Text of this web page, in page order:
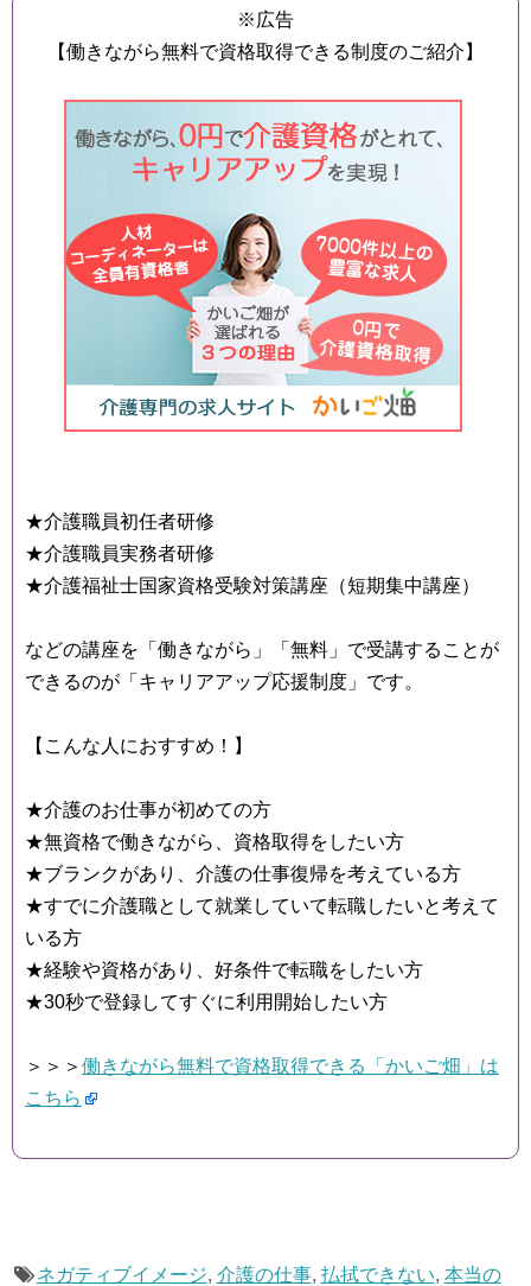
※広告
【働きながら無料で資格取得できる制度のご紹介】
★介護職員初任者研修
★介護職員実務者研修
★介護福祉士国家資格受験対策講座（短期集中講座）
などの講座を「働きながら」「無料」で受講することが
できるのが「キャリアアップ応援制度」です。
【こんな人におすすめ！】
★介護のお仕事が初めての方
★無資格で働きながら、資格取得をしたい方
★ブランクがあり、介護の仕事復帰を考えている方
★すでに介護職として就業していて転職したいと考えて
いる方
★経験や資格があり、好条件で転職をしたい方
★30秒で登録してすぐに利用開始したい方
＞＞＞ 働きながら無料で資格取得できる「かいご畑」は
こちら
ネガティブイメージ, 介護の仕事, 払拭できない, 本当の